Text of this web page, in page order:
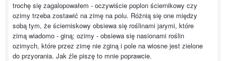
trochę się zagalopowałem - oczywiście poplon ściernikowy czy
ozimy trzeba zostawić na zimę na polu. Różnią się one między
sobą tym, że ścierniskowy obsiewa się roślinami jarymi, które
zimą wiadomo - giną; ozimy - obsiewa się nasionami roślin
ozimych, które przez zimę nie zginą i pole na wiosne jest zielone
do przyorania. Jak źle piszę to mnie poprawcie.